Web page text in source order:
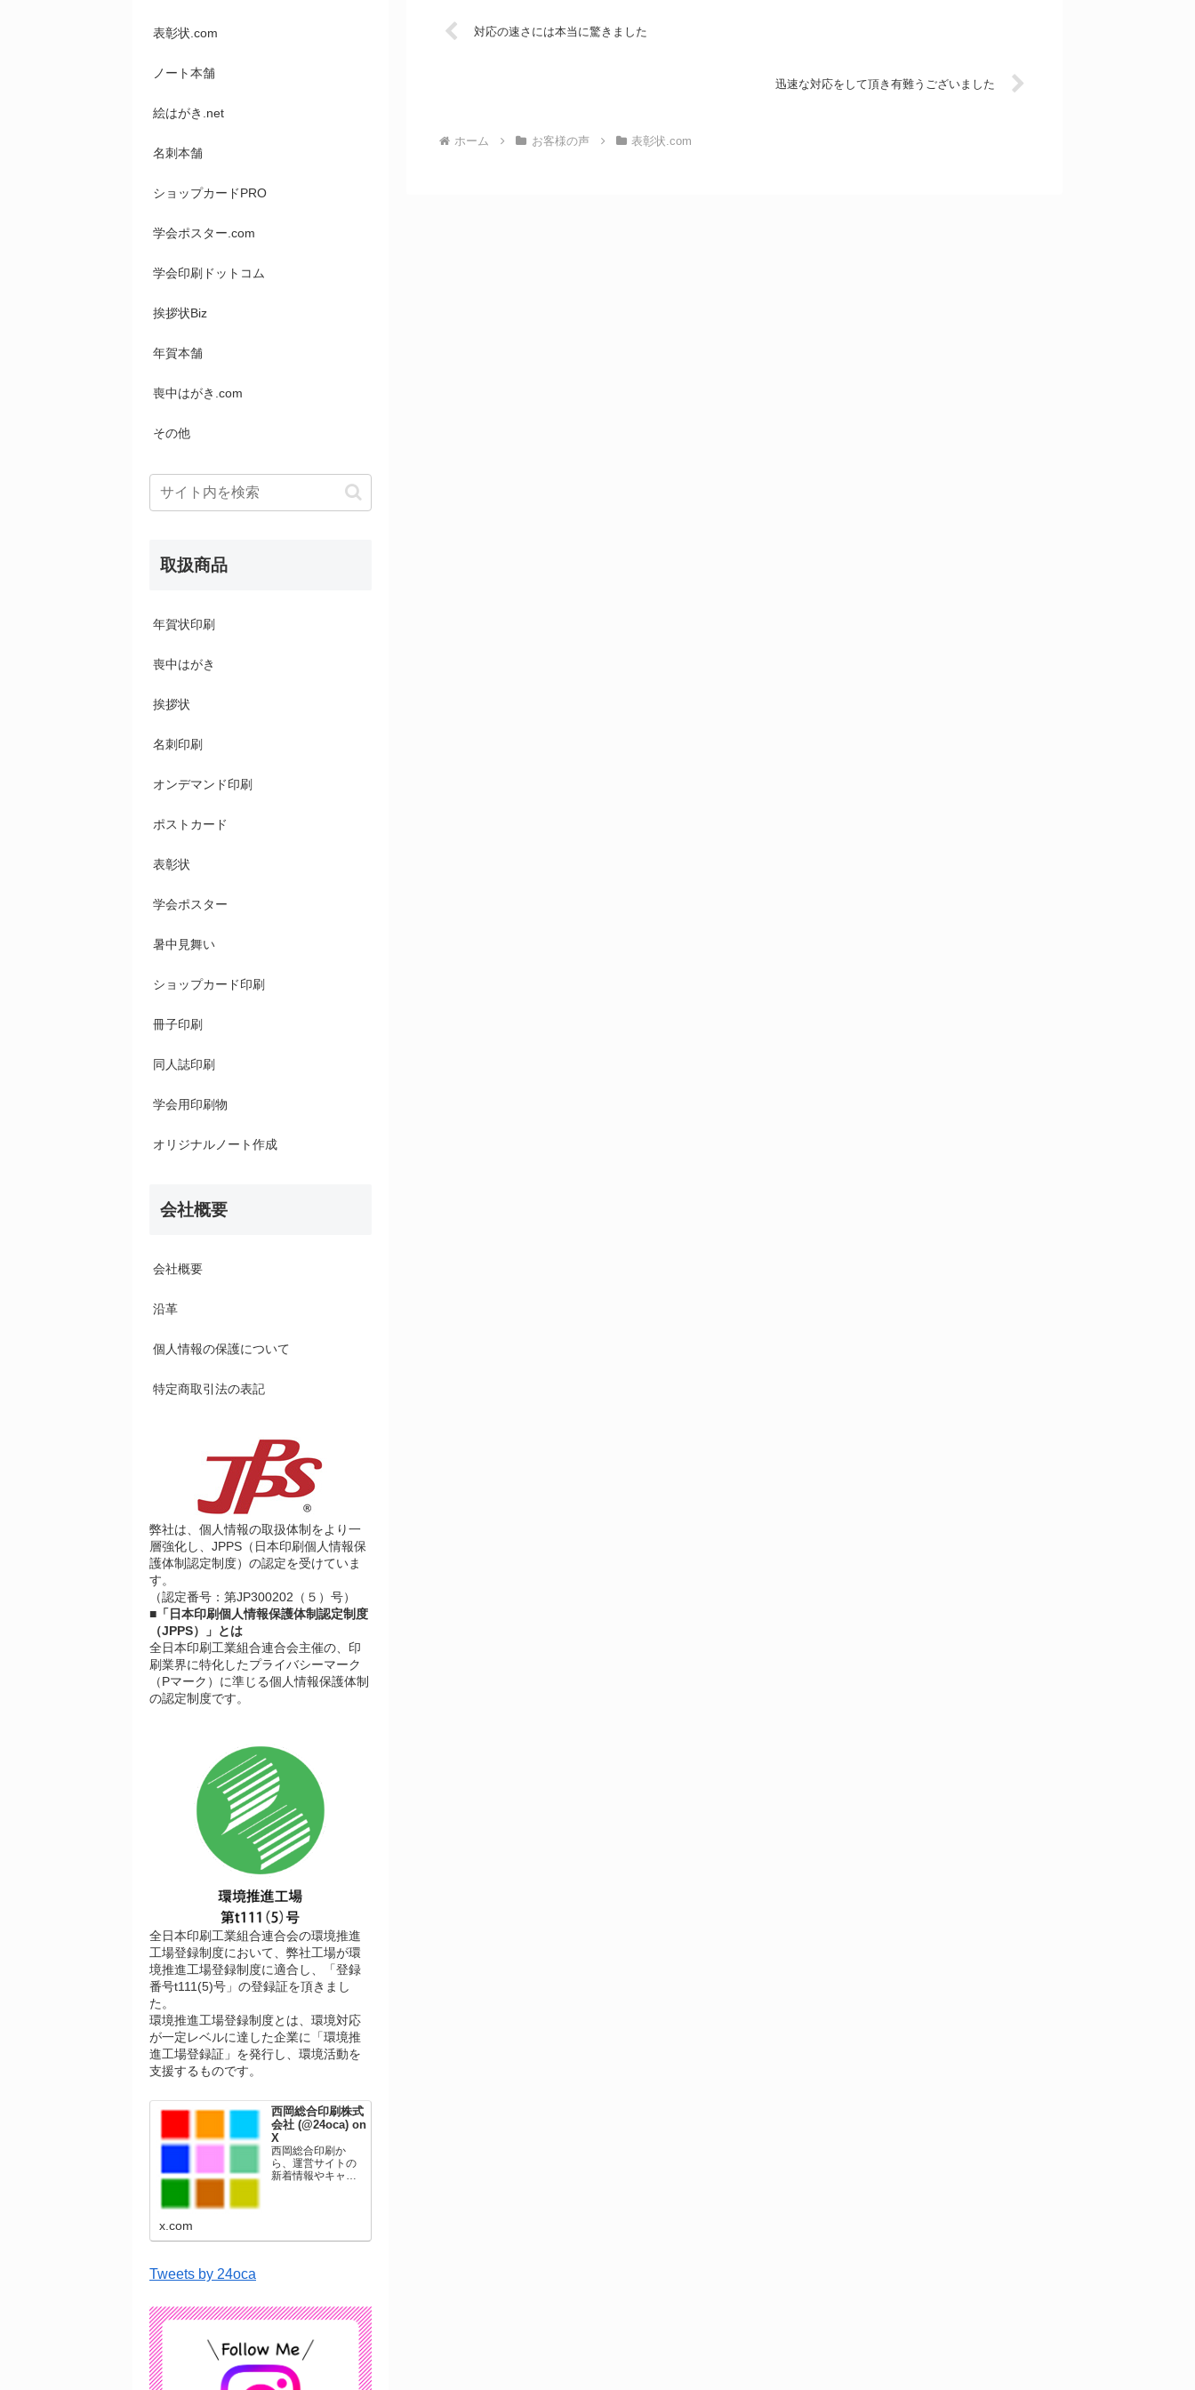
対応の速さには本当に驚きました
迅速な対応をして頂き有難うございました
ホーム お客様の声 表彰状.com
表彰状.com
ノート本舗
絵はがき.net
名刺本舗
ショップカードPRO
学会ポスター.com
学会印刷ドットコム
挨拶状Biz
年賀本舗
喪中はがき.com
その他
取扱商品
年賀状印刷
喪中はがき
挨拶状
名刺印刷
オンデマンド印刷
ポストカード
表彰状
学会ポスター
暑中見舞い
ショップカード印刷
冊子印刷
同人誌印刷
学会用印刷物
オリジナルノート作成
会社概要
会社概要
沿革
個人情報の保護について
特定商取引法の表記
弊社は、個人情報の取扱体制をより一
層強化し、JPPS（日本印刷個人情報保
護体制認定制度）の認定を受けていま
す。
（認定番号：第JP300202（５）号）
■「日本印刷個人情報保護体制認定制度
（JPPS）」とは
全日本印刷工業組合連合会主催の、印
刷業界に特化したプライバシーマーク
（Pマーク）に準じる個人情報保護体制
の認定制度です。
全日本印刷工業組合連合会の環境推進
工場登録制度において、弊社工場が環
境推進工場登録制度に適合し、「登録
番号t111(5)号」の登録証を頂きまし
た。
環境推進工場登録制度とは、環境対応
が一定レベルに達した企業に「環境推
進工場登録証」を発行し、環境活動を
支援するものです。
西岡総合印刷株式
会社 (@24oca) on
X
西岡総合印刷か
ら、運営サイトの
新着情報やキャン
ています。
x.com
Tweets by 24oca